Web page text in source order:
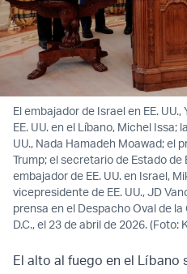
El embajador de Israel en EE.
EE. UU. en el Líbano, Michel Issa;
UU., Nada Hamadeh Moawad; el
Trump; el secretario de Estado de
embajador de EE. UU. en Israel,
vicepresidente de EE. UU., JD
prensa en el Despacho Oval de
D.C., el 23 de abril de 2026. (Foto:
El alto al fuego en el